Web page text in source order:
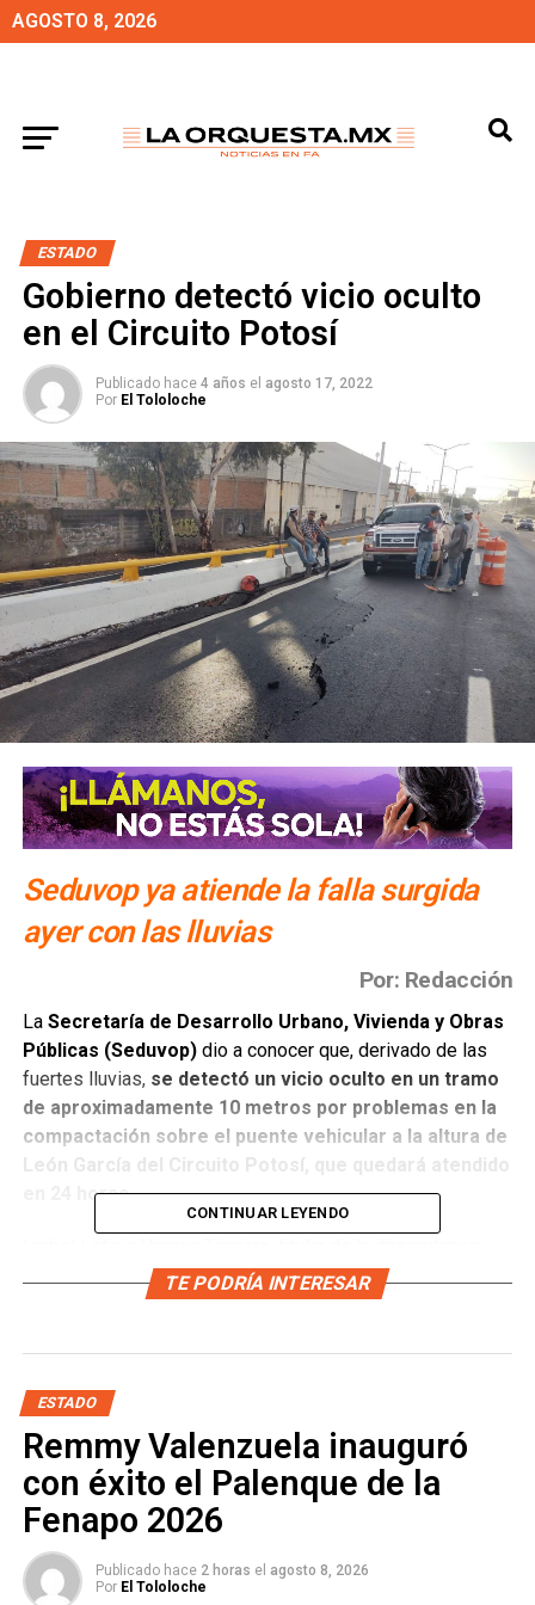
AGOSTO 8, 2026
ESTADO
Gobierno detectó vicio oculto
en el Circuito Potosí
Publicado hace 4 años el agosto 17, 2022
Por El Tololoche
Seduvop ya atiende la falla surgida
ayer con las lluvias
Por: Redacción
La Secretaría de Desarrollo Urbano, Vivienda y Obras
Públicas (Seduvop)dio a conocer que, derivado de las
fuertes lluvias, se detectó un vicio oculto en un tramo
de aproximadamente 10 metros por problemas en la
compactación sobre el puente vehicular a la altura de
León García del Circuito Potosí, que quedará atendido
en 24 horas.
detalló que desde las primeras horas de este miércoles,
ante las lluvias que se presentaron en la ciudad, s
Potosí, con la finalidad de detectar y atender en caso
de ser requerido.
CONTINUAR LEYENDO
TE PODRÍA INTERESAR
ESTADO
Remmy Valenzuela inauguró
con éxito el Palenque de la
Fenapo 2026
Publicado hace 2 horas el agosto 8, 2026
Por El Tololoche